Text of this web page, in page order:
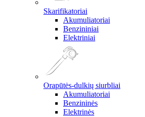
Skarifikatoriai
Akumuliatoriai
Benzininiai
Elektriniai
Orapūtės-dulkių siurbliai
Akumuliatoriai
Benzininės
Elektrinės